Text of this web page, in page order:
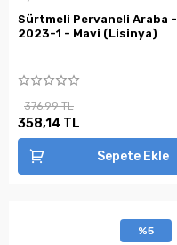
Sürtmeli Pervaneli Araba -
2023-1 - Mavi (Lisinya)
376,99 TL
358,14 TL
Sepete Ekle
%5